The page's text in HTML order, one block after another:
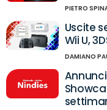
PIETRO
Uscite
Wii U,
DAMIANO